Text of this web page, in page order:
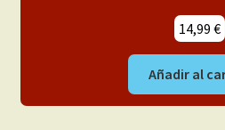
14,99 €
Añadir al